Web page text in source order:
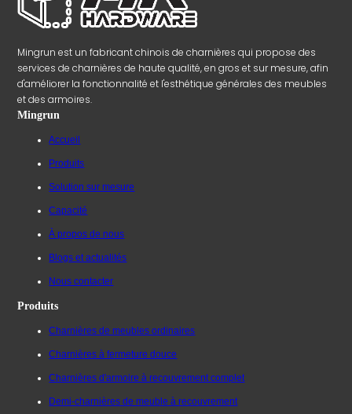
Mingrun est un fabricant chinois de charnières qui propose des
services de charnières de haute qualité, en gros et sur mesure, afin
d'améliorer la fonctionnalité et l'esthétique générales des meubles
et des armoires.
Mingrun
Accueil
Produits
Solution sur mesure
Capacité
À propos de nous
Blogs et actualités
Nous contacter
Produits
Charnières de meubles ordinaires
Charnières à fermeture douce
Charnières d'armoire à recouvrement complet
Demi-charnières de meuble à recouvrement